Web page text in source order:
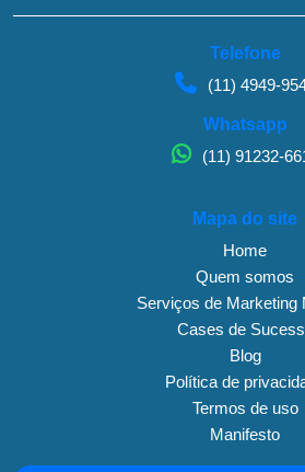
Telefone
(11) 4949-
Whatsapp
(11) 91232-
Mapa do site
Home
Quem somos
Serviços de Marketing
Cases de
Blog
Política de
Termos de uso
Manifesto